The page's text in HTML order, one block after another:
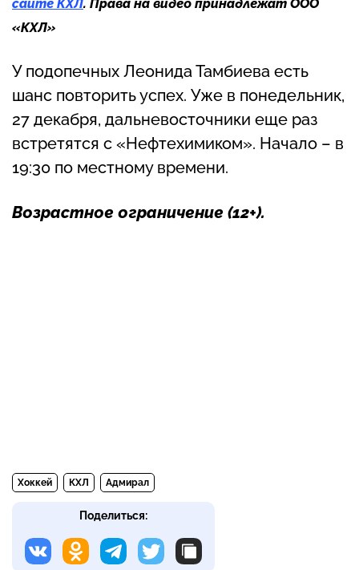
сайте КХЛ. Права на видео принадлежат ООО
«КХЛ»
У подопечных Леонида Тамбиева есть
шанс повторить успех. Уже в понедельник,
27 декабря, дальневосточники еще раз
встретятся с «Нефтехимиком». Начало – в
19:30 по местному времени.
Возрастное ограничение (12+).
Хоккей КХЛ Адмирал
Поделиться: